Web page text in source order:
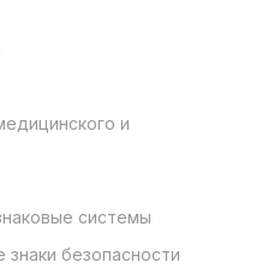
и
системы
безопасности